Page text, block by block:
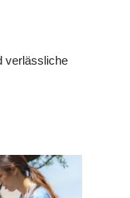
verlässliche